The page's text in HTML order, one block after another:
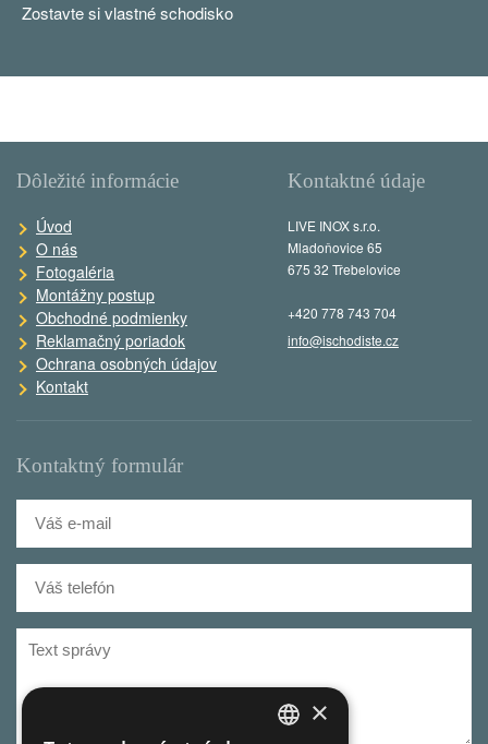
Zostavte si vlastné schodisko
Dôležité informácie
Úvod
O nás
Fotogaléria
Montážny postup
Obchodné podmienky
Reklamačný poriadok
Ochrana osobných údajov
Kontakt
Kontaktný formulár
Kontaktné údaje
LIVE INOX s.r.o.
Mladoňovice 65
675 32 Třebelovice
+420 778 743 704
info@ischodiste.cz
×